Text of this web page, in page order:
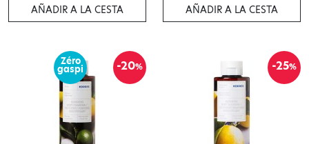
AÑADIR A LA CESTA AÑADIR A LA CESTA
-20%
Zéro
gaspi -25%